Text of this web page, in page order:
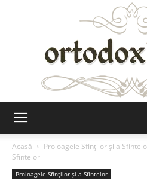
Acasă
Proloagele Sfinților și a
Sfintelor
Proloagele Sfinților și a Sfintelor